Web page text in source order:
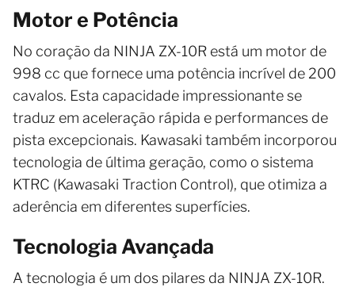
Motor e Potência
No coração da NINJA ZX-10R está um motor de
998 cc que fornece uma potência incrível de 200
cavalos. Esta capacidade impressionante se
traduz em aceleração rápida e performances de
pista excepcionais. Kawasaki também incorporou
tecnologia de última geração, como o sistema
KTRC (Kawasaki Traction Control), que otimiza a
aderência em diferentes superfícies.
Tecnologia Avançada
A tecnologia é um dos pilares da NINJA ZX-10R.